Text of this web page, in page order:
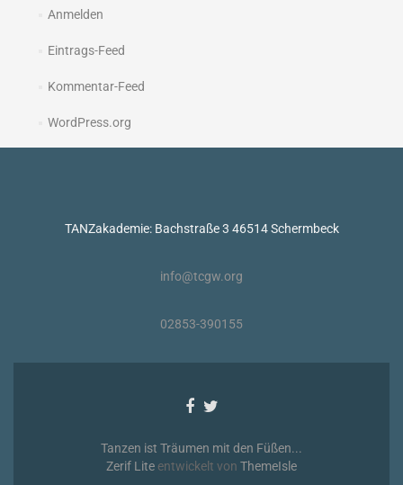
Anmelden
Eintrags-Feed
Kommentar-Feed
WordPress.org
TANZakademie: Bachstraße 3 46514 Schermbeck
info@tcgw.org
02853-390155
Facebook-
Twitter-
Tanzen ist Träumen mit den Füßen...
Zerif Lite entwickelt von ThemeIsle